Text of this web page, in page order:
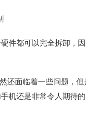
件都可以完全拆卸，
还面临着一些问题，
机还是非常令人期待